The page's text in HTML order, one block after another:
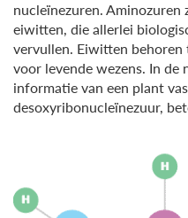
nucleïnezuren. Aminozuren
eiwitten, die allerlei
vervullen. Eiwitten
voor levende wezens. In de
informatie van een plant
desoxyribonucleïnezuur,